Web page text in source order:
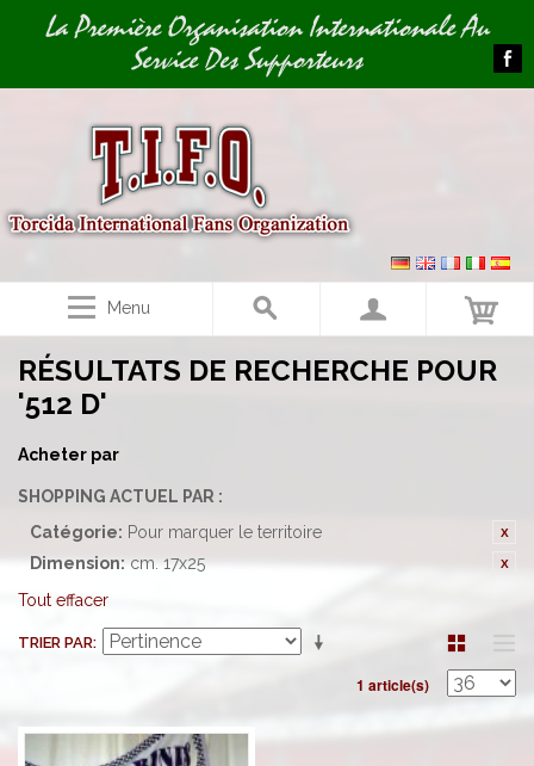
Image 01La Première Organisation Internationale Au
Service Des Supporteurs
Menu
RÉSULTATS DE RECHERCHE POUR
'512 D'
Acheter par
SHOPPING ACTUEL PAR :
Catégorie: Pour marquer le territoire
Dimension: cm. 17x25
Tout effacer
TRIER PAR
1 article(s)